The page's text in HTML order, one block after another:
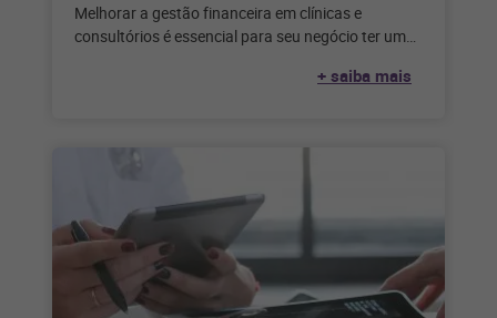
Melhorar a gestão financeira em clínicas e
consultórios é essencial para seu negócio ter um
+ saiba mais